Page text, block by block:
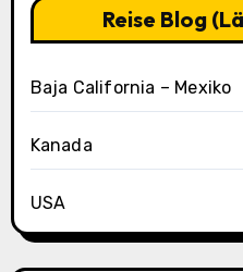
3)
Reise Blog
Baja California – Mexiko
Kanada
USA